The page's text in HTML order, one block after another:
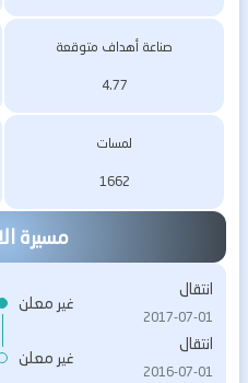
صناعة أهداف متوقعة
4.77
لمسات
1662
مسيرة
انتقال
2017-07-01
غير معلن
انتقال
2016-07-01
غير معلن